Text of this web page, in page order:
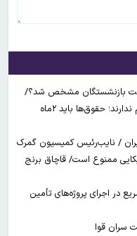
بازنشستگان مشخص شد؟/
کریمی: بازنشستگان توان خرید نان و پنیر هم ندارند؛ حقوق‌ها باید ۲ماه
/ نایب‌رئیس کمیسیون گمرک
ممنوع است/ قاچاق برنج
در اجرای پروژه‌های تأمین